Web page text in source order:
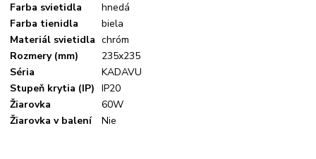
Farba svietidla
hnedá
Farba tienidla
biela
Materiál svietidla chróm
Rozmery (mm)
235x235
Séria
KADAVU
Stupeň krytia (IP) IP20
Žiarovka
60W
Žiarovka v balení
Nie